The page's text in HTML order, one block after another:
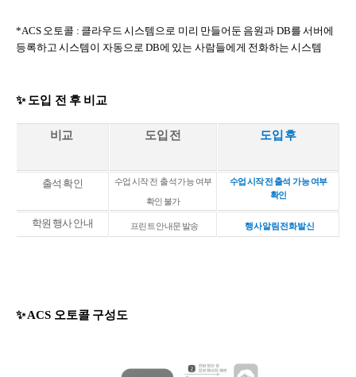
*ACS 오토콜 : 클라우드 시스템으로 미리 만들어둔 음원과 DB를 서버에
등록하고 시스템이 자동으로 DB에 있는 사람들에게 전화하는 시스템
✨ 도입 전 후 비교
비교 도입 전 도입 후
출석 확인 수업 시작 전 출석 가능 여부
확인 불가
수업 시작 전 출석 가능 여부
확인
학원 행사 안내 프린트 안내문 발송 행사 알림 전화 발신
✨ ACS 오토콜 구성도